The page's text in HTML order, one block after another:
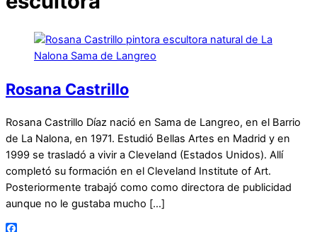
Rosana Castrillo
Rosana Castrillo Díaz nació en Sama de Langreo, en el Barrio
de La Nalona, en 1971. Estudió Bellas Artes en Madrid y en
1999 se trasladó a vivir a Cleveland (Estados Unidos). Allí
completó su formación en el Cleveland Institute of Art.
Posteriormente trabajó como como directora de publicidad
aunque no le gustaba mucho […]